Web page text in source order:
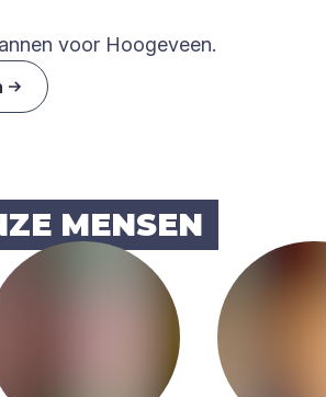
voor Hoogeveen.
MEN­SEN